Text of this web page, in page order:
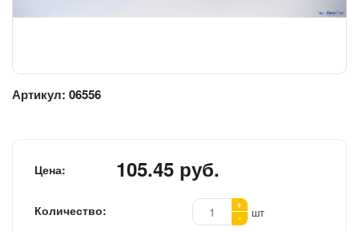
Артикул: 06556
Цена: 105.45 руб.
Количество:
+
-
шт